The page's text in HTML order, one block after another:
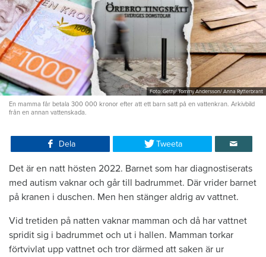
Foto: Getty/ Tommy Andersson/ Anna Rytterbrant
En mamma får betala 300 000 kronor efter att ett barn satt på en vattenkran. Arkivbild
från en annan vattenskada.
Dela Tweeta
Det är en natt hösten 2022. Barnet som har diagnostiserats
med autism vaknar och går till badrummet. Där vrider barnet
på kranen i duschen. Men hen stänger aldrig av vattnet.
Vid tretiden på natten vaknar mamman och då har vattnet
spridit sig i badrummet och ut i hallen. Mamman torkar
förtvivlat upp vattnet och tror därmed att saken är ur